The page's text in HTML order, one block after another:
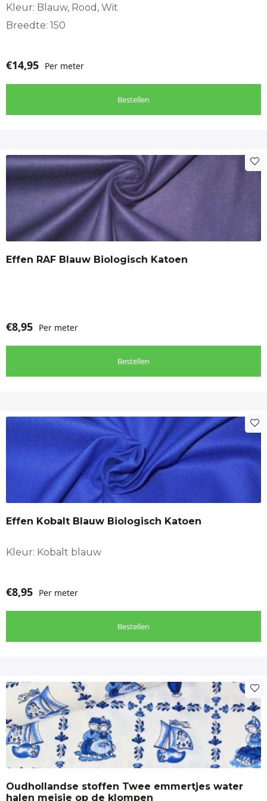
Babykamer, Babynest, Blouse kinderen, Boxkleed,
Kleur: Blauw, Rood, Wit
Breedte: 150
€14,95 Per meter
Bestellen
Effen RAF Blauw Biologisch Katoen
€8,95 Per meter
Bestellen
Effen Kobalt Blauw Biologisch Katoen
Kleur: Kobalt blauw
€8,95 Per meter
Bestellen
Oudhollandse stoffen Twee emmertjes water
halen meisje op de klompen